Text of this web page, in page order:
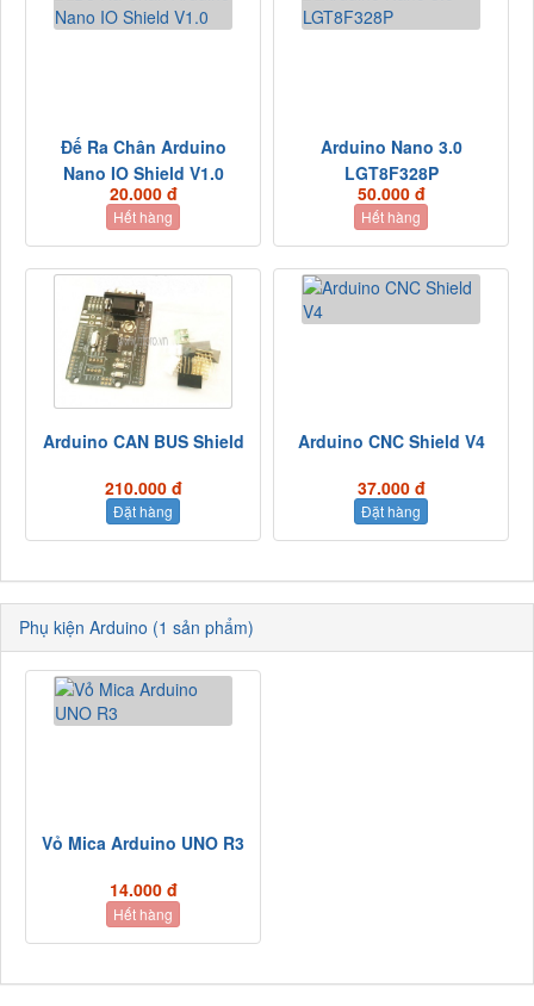
Đế Ra Chân Arduino
Nano IO Shield V1.0
20.000 đ
Hết hàng
Arduino Nano 3.0
LGT8F328P
50.000 đ
Hết hàng
Arduino CAN BUS Shield
210.000 đ
Đặt hàng
Arduino CNC Shield V4
37.000 đ
Đặt hàng
Phụ kiện Arduino (1 sản phẩm)
Vỏ Mica Arduino UNO R3
14.000 đ
Hết hàng